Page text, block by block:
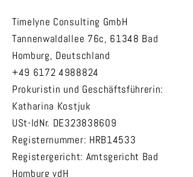
Timelyne Consulting GmbH
Tannenwaldallee 76c, 61348 Bad
Homburg, Deutschland
+49 6172 4988824
Prokuristin und Geschäftsführerin:
Katharina Kostjuk
USt-IdNr. DE323838609
Registernummer: HRB14533
Registergericht: Amtsgericht Bad
Homburg vdH